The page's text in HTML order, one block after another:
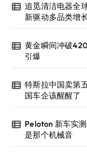
追觅清洁电器全
新驱动多品类增
黄金瞬间冲破
引爆
特斯拉中国卖第
国车企该醒醒了
Peloton 新车实
是那个机械音